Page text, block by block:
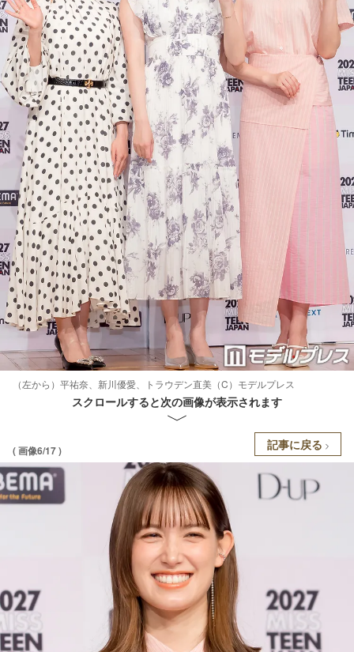
（左から）平祐奈、新川優愛、トラウデン直美（C）モデルプレス
スクロールすると次の画像が表示されます
( 画像6/17 ) 記事に戻る